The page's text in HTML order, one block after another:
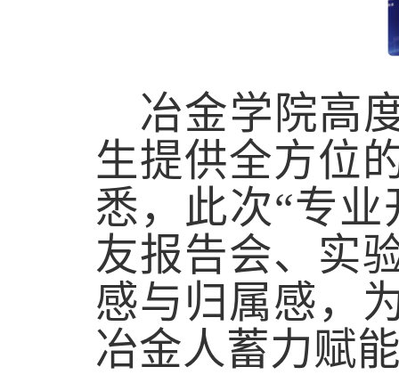
冶金学院高
生提供全方位
悉，
此次“专
友报告会、实
感与归属感，
冶金人蓄力赋